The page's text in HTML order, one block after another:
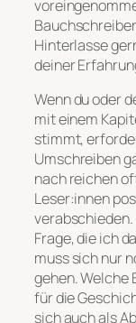
Hinterlasse
deiner
Wenn du oder
mit einem
stimmt,
Umschreiben
nach reichen
Leser:innen
verabschieden.
Frage, die ich
muss sich nur
gehen. Welche
für die
sich auch als